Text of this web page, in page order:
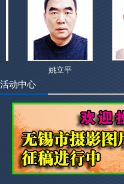
姚立平
活动中心